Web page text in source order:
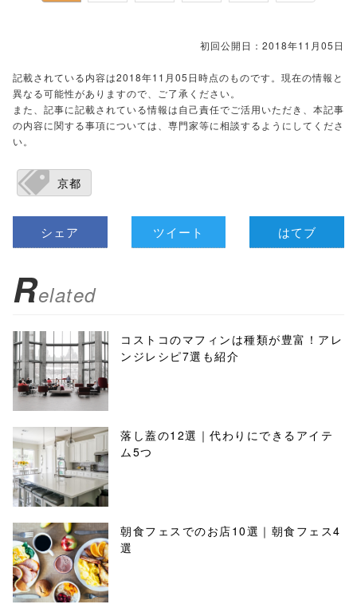
初回公開日：2018年11月05日
記載されている内容は2018年11月05日時点のものです。現在の情報と
異なる可能性がありますので、ご了承ください。
また、記事に記載されている情報は自己責任でご活用いただき、本記事
の内容に関する事項については、専門家等に相談するようにしてくださ
い。
京都
シェア ツイート はてブ
Related
コストコのマフィンは種類が豊富！アレ
ンジレシピ7選も紹介
落し蓋の12選｜代わりにできるアイテ
ム5つ
朝食フェスでのお店10選｜朝食フェス4
選